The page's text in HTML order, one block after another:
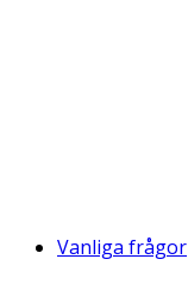
Vanliga frågor